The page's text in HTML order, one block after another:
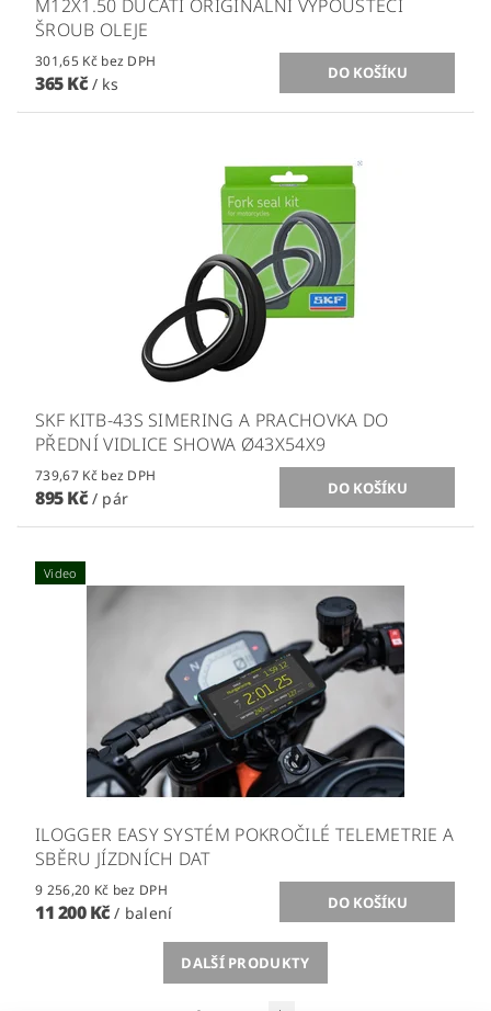
M12X1.50 DUCATI ORIGINÁLNÍ VYPOUŠTĚCÍ
ŠROUB OLEJE
301,65 Kč bez DPH
365 Kč / ks
SKF KITB-43S SIMERING A PRACHOVKA DO
PŘEDNÍ VIDLICE SHOWA Ø43X54X9
739,67 Kč bez DPH
895 Kč / pár
Video
ILOGGER EASY SYSTÉM POKROČILÉ TELEMETRIE A
SBĚRU JÍZDNÍCH DAT
9 256,20 Kč bez DPH
11 200 Kč/ balení
DALŠÍ PRODUKTY